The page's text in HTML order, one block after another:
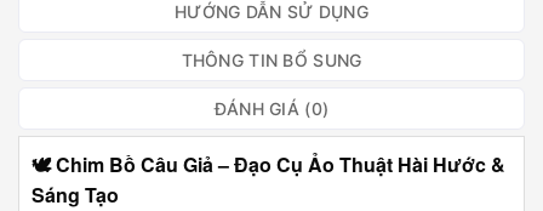
HƯỚNG DẪN SỬ DỤNG
THÔNG TIN BỔ SUNG
ĐÁNH GIÁ (0)
🕊️Chim Bồ Câu Giả – Đạo Cụ Ảo Thuật Hài Hước &
Sáng Tạo